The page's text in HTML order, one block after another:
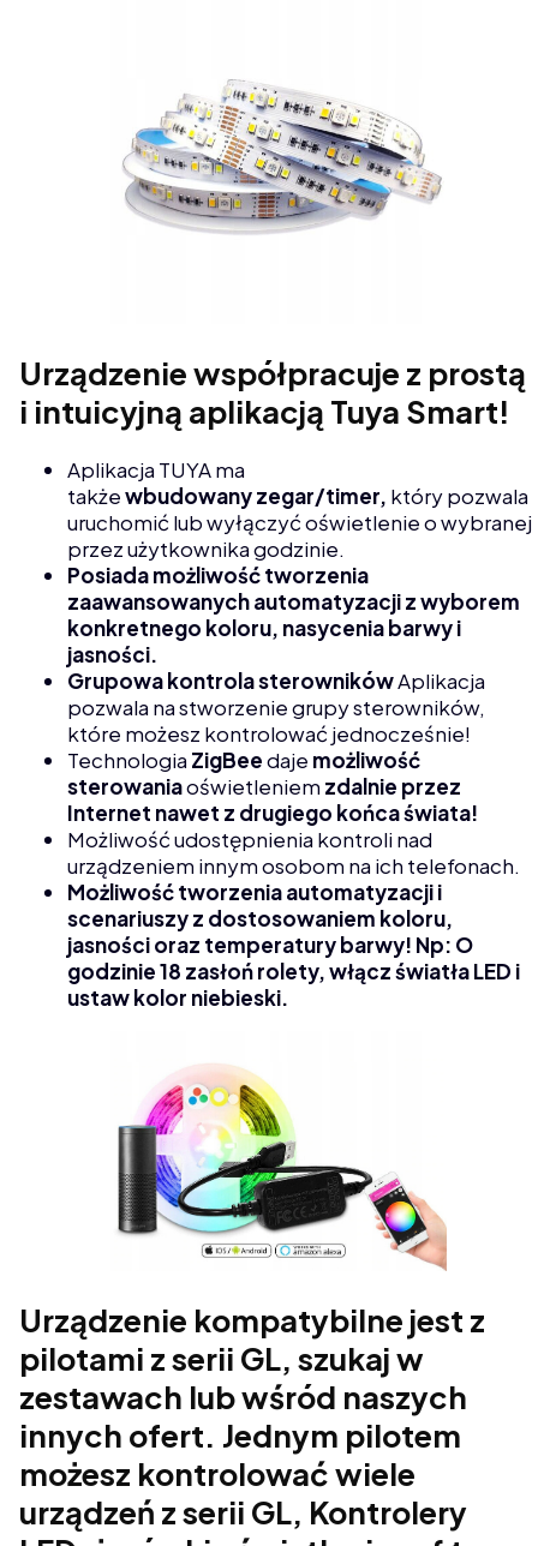
Urządzenie współpracuje z prostą
i intuicyjną aplikacją Tuya Smart!
Aplikacja TUYA ma
takżewbudowany zegar/timer, który pozwala
uruchomić lub wyłączyć oświetlenie o wybranej
przez użytkownika godzinie.
Posiada możliwość tworzenia
zaawansowanych automatyzacji z wyborem
konkretnego koloru, nasycenia barwy i
jasności.
Grupowa kontrola sterownikówAplikacja
pozwala na stworzenie grupy sterowników,
które możesz kontrolować jednocześnie!
Technologia ZigBeedaje możliwość
sterowaniaoświetleniem zdalnie przez
Internet nawet z drugiego końca świata!
Możliwość udostępnienia kontroli nad
urządzeniem innym osobom na ich telefonach.
Możliwość tworzenia automatyzacji i
scenariuszy z dostosowaniem koloru,
jasności oraz temperatury barwy! Np: O
godzinie 18 zasłoń rolety, włącz światła LED i
ustaw kolor niebieski.
Urządzenie kompatybilne jest z
pilotami z serii GL, szukaj w
zestawach lub wśród naszych
innych ofert. Jednym pilotem
możesz kontrolować wiele
urządzeń z serii GL, Kontrolery